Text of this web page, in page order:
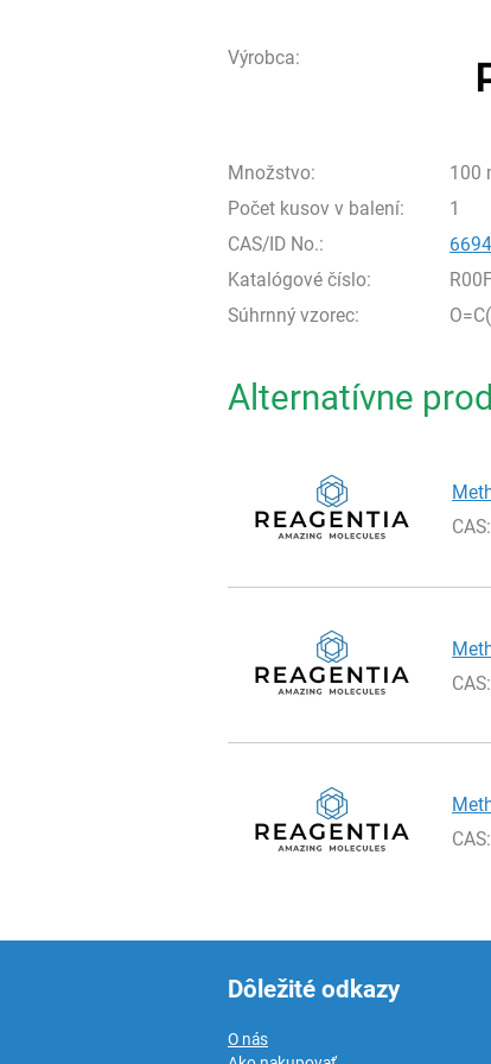
Výrobca:
Množstvo:
100
Počet kusov v balení:
1
CAS/ID No.:
Katalógové číslo:
Súhrnný vzorec:
Alternatívne
CAS:
CAS:
CAS:
Dôležité odkazy
O nás